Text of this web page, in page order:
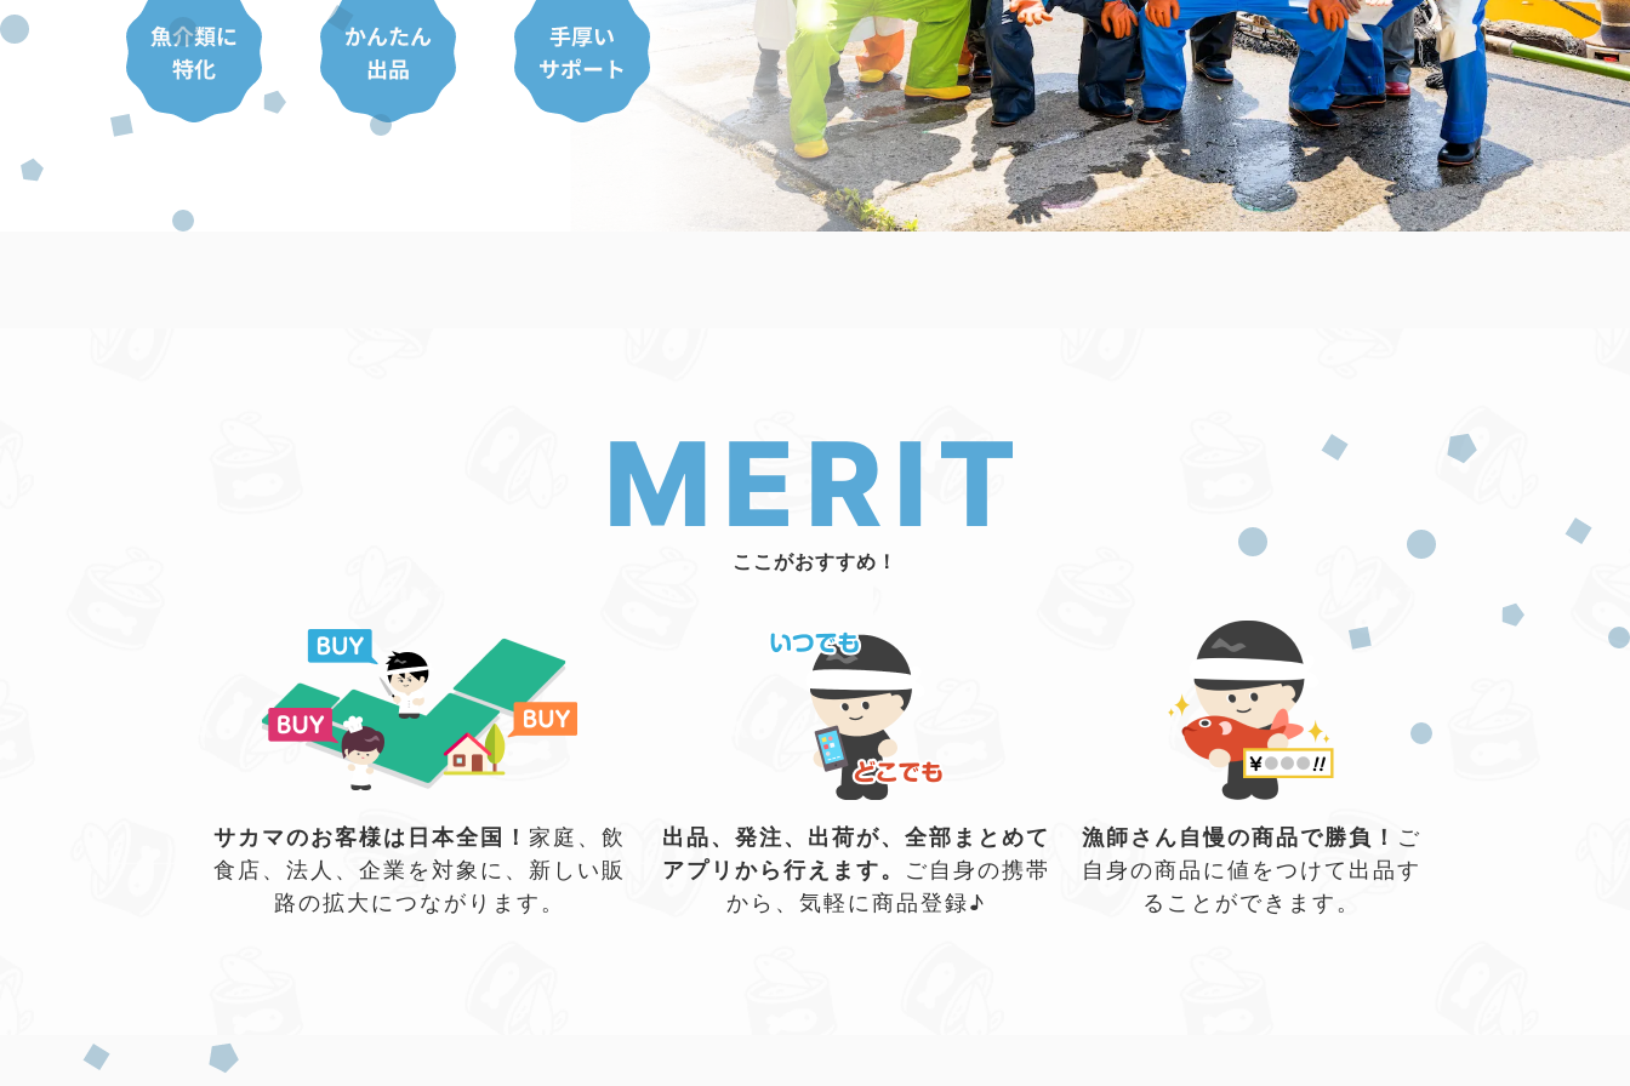
MERIT
ここがおすすめ！
サカマのお客様は日本全国！ 家庭、飲
食店、法人、企業を対象に、新しい販
路の拡大につながります。
出品、発注、出荷が、全部まとめて
アプリから行えます。 ご自身の携帯
から、気軽に商品登録♪
漁師さん自慢の商品で勝負！ ご
自身の商品に値をつけて出品す
ることができます。